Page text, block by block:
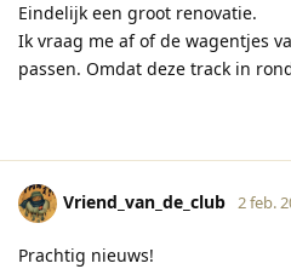
Eindelijk een groot renovatie.
Ik vraag me af of de wagentjes
passen. Omdat deze track in
Vriend_van_de_club 2 feb.
Prachtig nieuws!